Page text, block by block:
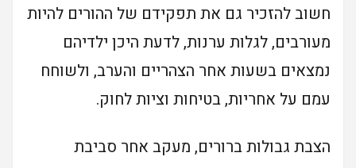
חשוב להזכיר גם את תפקידם של ההורים להיות
מעורבים, לגלות ערנות, לדעת היכן ילדיהם
נמצאים בשעות אחר הצהריים והערב, ולשוחח
עמם על אחריות, בטיחות וציות לחוק.
הצבת גבולות ברורים, מעקב אחר סביבת